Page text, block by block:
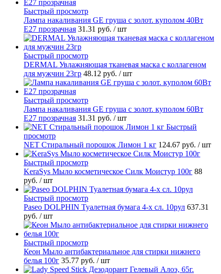
Быстрый просмотр
Лампа накаливания GE груша с золот. куполом 40Вт
Е27 прозрачная 31.31 руб. / шт
Быстрый просмотр
DERMAL Увлажняющая тканевая маска с коллагеном
для мужчин 23гр 48.12 руб. / шт
Быстрый просмотр
Лампа накаливания GE груша с золот. куполом 60Вт
Е27 прозрачная 31.31 руб. / шт
Быстрый
просмотр
NET Стиральный порошок Лимон 1 кг 124.67 руб. / шт
Быстрый просмотр
KeraSys Мыло косметическое Силк Моистур 100г 88
руб. / шт
Быстрый просмотр
Paseo DOLPHIN Туалетная бумага 4-х сл. 10рул 637.31
руб. / шт
Быстрый просмотр
Кеон Мыло антибактериальное для стирки нижнего
белья 100г 35.77 руб. / шт